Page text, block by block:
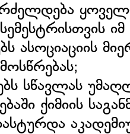
ასოციაციის
სწავლას
ქიმიის